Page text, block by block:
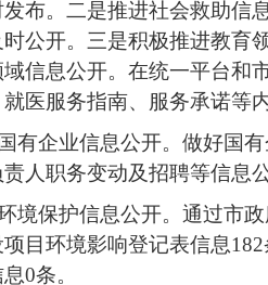
布。二是推进社会救助信
公开。三是积极推进教育
信息公开。在统一平台和
医服务指南、服务承诺等
有企业信息公开。做好国
人职务变动及招聘等信息
境保护信息公开。通过市
目环境影响登记表信息
0条。